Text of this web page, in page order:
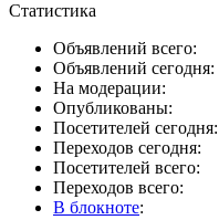
Статистика
Объявлений всего:
Объявлений сегодня:
На модерации:
Опубликованы:
Посетителей сегодня:
Переходов сегодня:
Посетителей всего:
Переходов всего:
В блокноте: